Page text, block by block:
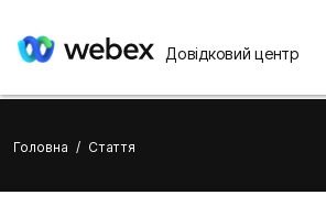
Довідковий центр
Головна / Стаття